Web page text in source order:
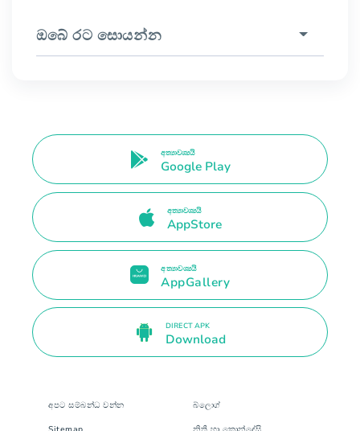
ඔබේ රට සොයන්න
අත්‍යාවශ්‍යයි
Google Play
අත්‍යාවශ්‍යයි
AppStore
අත්‍යාවශ්‍යයි
AppGallery
DIRECT APK
Download
අපට සම්බන්ධ වන්න බ්ලොග්